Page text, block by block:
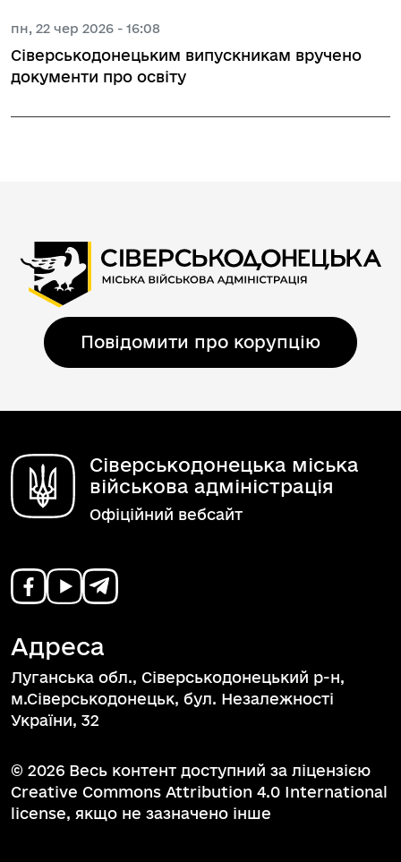
пн, 22 чер 2026 - 16:08
Сіверськодонецьким випускникам вручено
документи про освіту
Повідомити про корупцію
Сіверськодонецька міська
військова адміністрація
Офіційний вебсайт
Адреса
Луганська обл., Сіверськодонецький р-н,
м.Сіверськодонецьк, бул. Незалежності
України, 32
© 2026 Весь контент доступний за ліцензією
Creative Commons Attribution 4.0 International
license, якщо не зазначено інше